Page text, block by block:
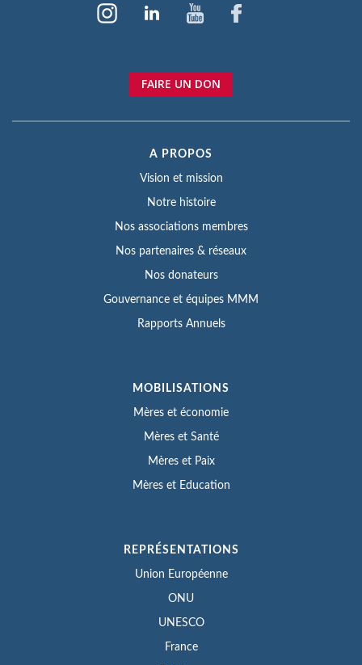
FAIRE UN DON
A PROPOS
Vision et mission
Notre histoire
Nos associations membres
Nos partenaires & réseaux
Nos donateurs
Gouvernance et équipes MMM
Rapports Annuels
MOBILISATIONS
Mères et économie
Mères et Santé
Mères et Paix
Mères et Education
REPRÉSENTATIONS
Union Européenne
ONU
UNESCO
France